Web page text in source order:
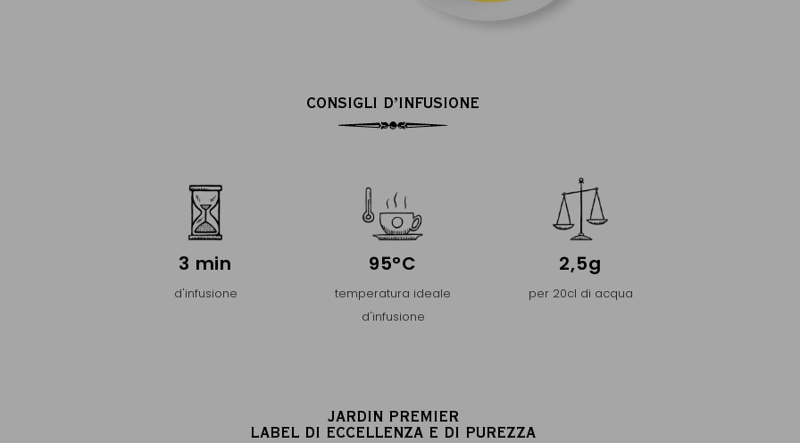
CONSIGLI D’INFUSIONE
3 min
d'infusione
95°C
temperatura ideale
d'infusione
2,5g
per 20cl di acqua
JARDIN PREMIER
LABEL DI ECCELLENZA E DI PUREZZA